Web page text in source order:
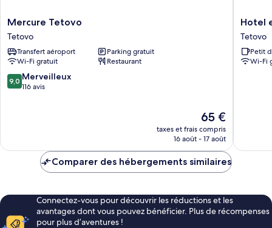
Mercure
Tetovo
Tetovo
Mercure Tetovo
Tetovo
Transfert aéroport
Parking gratuit
Wi-Fi gratuit
Restaurant
9.0
sur
9,0 Merveilleux
116 avis
Le
nouveau
prix
de
65 €
taxes et frais compris
16 août - 17 août
Hotel
ema
Tetovo
Hotel
Tetovo
Petit
Wi-Fi
Comparer des hébergements similaires
Connectez-vous pour découvrir les réductions et les
avantages dont vous pouvez bénéficier. Plus de récompenses
pour plus d’aventures !